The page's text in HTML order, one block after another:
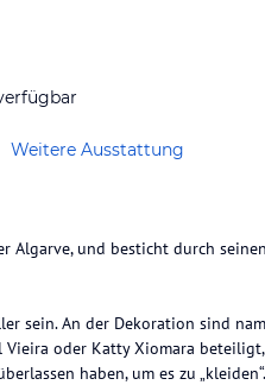
Weitere Ausstattung
Algarve, und besticht durch seinen
sein. An der Dekoration sind
Vieira oder Katty Xiomara
haben, um es zu „kleiden“.